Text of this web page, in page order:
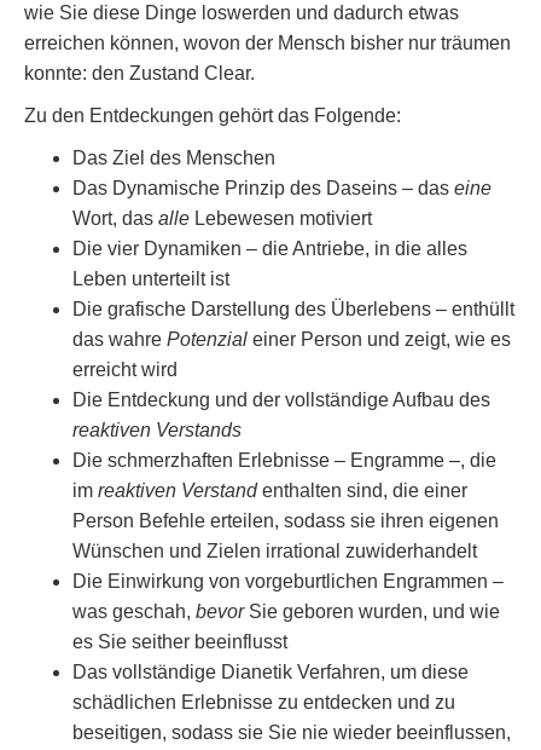
wie Sie diese Dinge loswerden und dadurch etwas
erreichen können, wovon der Mensch bisher nur träumen
konnte: den Zustand Clear.
Zu den Entdeckungen gehört das Folgende:
Das Ziel des Menschen
Das Dynamische Prinzip des Daseins – das eine
Wort, das alle Lebewesen motiviert
Die vier Dynamiken – die Antriebe, in die alles
Leben unterteilt ist
Die grafische Darstellung des Überlebens – enthüllt
das wahre Potenzial einer Person und zeigt, wie es
erreicht wird
Die Entdeckung und der vollständige Aufbau des
reaktiven Verstands
Die schmerzhaften Erlebnisse – Engramme –, die
im reaktiven Verstandenthalten sind, die einer
Person Befehle erteilen, sodass sie ihren eigenen
Wünschen und Zielen irrational zuwiderhandelt
Die Einwirkung von vorgeburtlichen Engrammen –
was geschah, bevorSie geboren wurden, und wie
es Sie seither beeinflusst
Das vollständige Dianetik Verfahren, um diese
schädlichen Erlebnisse zu entdecken und zu
beseitigen, sodass sie Sie nie wieder beeinflussen,